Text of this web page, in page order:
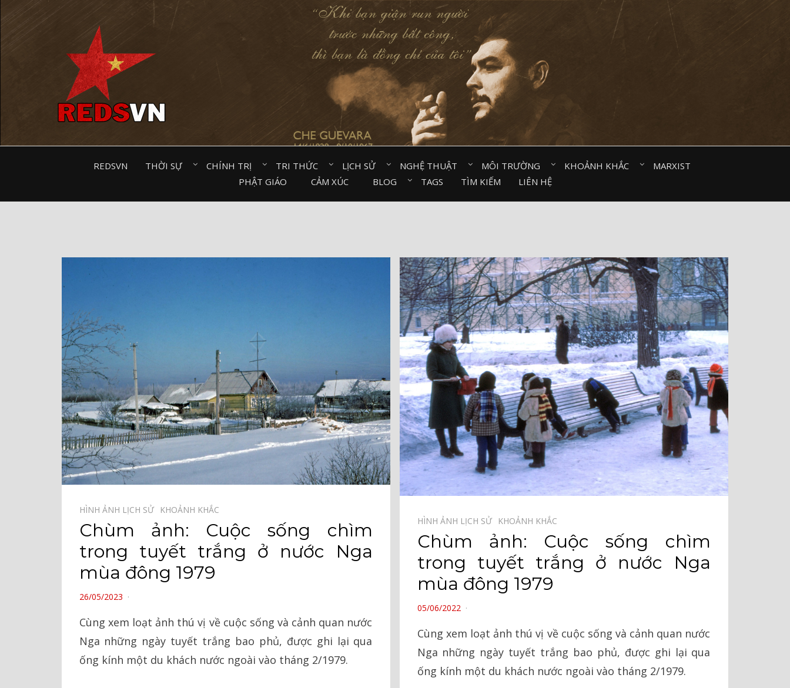
REDSVN THỜI SỰ⠀ CHÍNH TRỊ⠀ TRI THỨC⠀ LỊCH SỬ⠀ NGHỆ THUẬT⠀ MÔI TRƯỜNG⠀ KHOẢNH KHẮC⠀
MARXIST⠀
PHẬT GIÁO⠀
CẢM XÚC⠀ BLOG⠀ TAGS TÌM KIẾM LIÊN HỆ
HÌNH ẢNH LỊCH SỬ⠀ KHOẢNH KHẮC⠀
Chùm ảnh: Cuộc sống chìm
trong tuyết trắng ở nước Nga
mùa đông 1979
POSTED
26/05/2023
Cùng xem loạt ảnh thú vị về cuộc sống và cảnh quan nước
Nga những ngày tuyết trắng bao phủ, được ghi lại qua
ống kính một du khách nước ngoài vào tháng 2/1979.
HÌNH ẢNH LỊCH SỬ⠀ KHOẢNH KHẮC⠀
Chùm ảnh: Cuộc sống chìm
trong tuyết trắng ở nước Nga
mùa đông 1979
POSTED
05/06/2022
Cùng xem loạt ảnh thú vị về cuộc sống và cảnh quan nước
Nga những ngày tuyết trắng bao phủ, được ghi lại qua
ống kính một du khách nước ngoài vào tháng 2/1979.